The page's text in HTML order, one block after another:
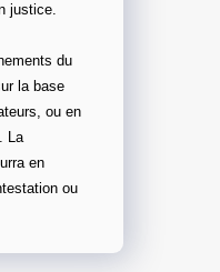
justice.
du
la base
ou en
La
en
ou